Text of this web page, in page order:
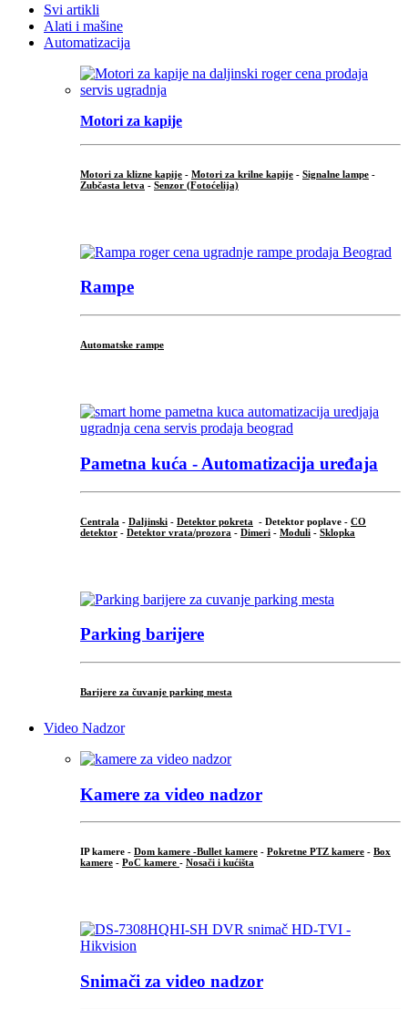
Svi artikli
Alati i mašine
Automatizacija
Motori za kapije
Motori za klizne kapije - Motori za krilne kapije - Signalne lampe -
Zubčasta letva - Senzor (Fotoćelija)
Rampe
Automatske rampe
Pametna kuća - Automatizacija uređaja
Centrala - Daljinski - Detektor pokreta - Detektor poplave - CO
detektor - Detektor vrata/prozora - Dimeri - Moduli - Sklopka
Parking barijere
Barijere za čuvanje parking mesta
Video Nadzor
Kamere za video nadzor
IP kamere - Dom kamere -Bullet kamere - Pokretne PTZ kamere - Box
kamere - PoC kamere - Nosači i kućišta
Snimači za video nadzor